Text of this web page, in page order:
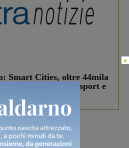
Smart Cities, oltre 44mila
il bando per lo sport e
×